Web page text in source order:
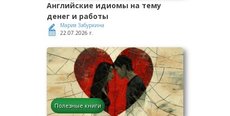
Английские идиомы на тему
денег и работы
Мария Забуркина
22.07.2026 г.
Полезные книги